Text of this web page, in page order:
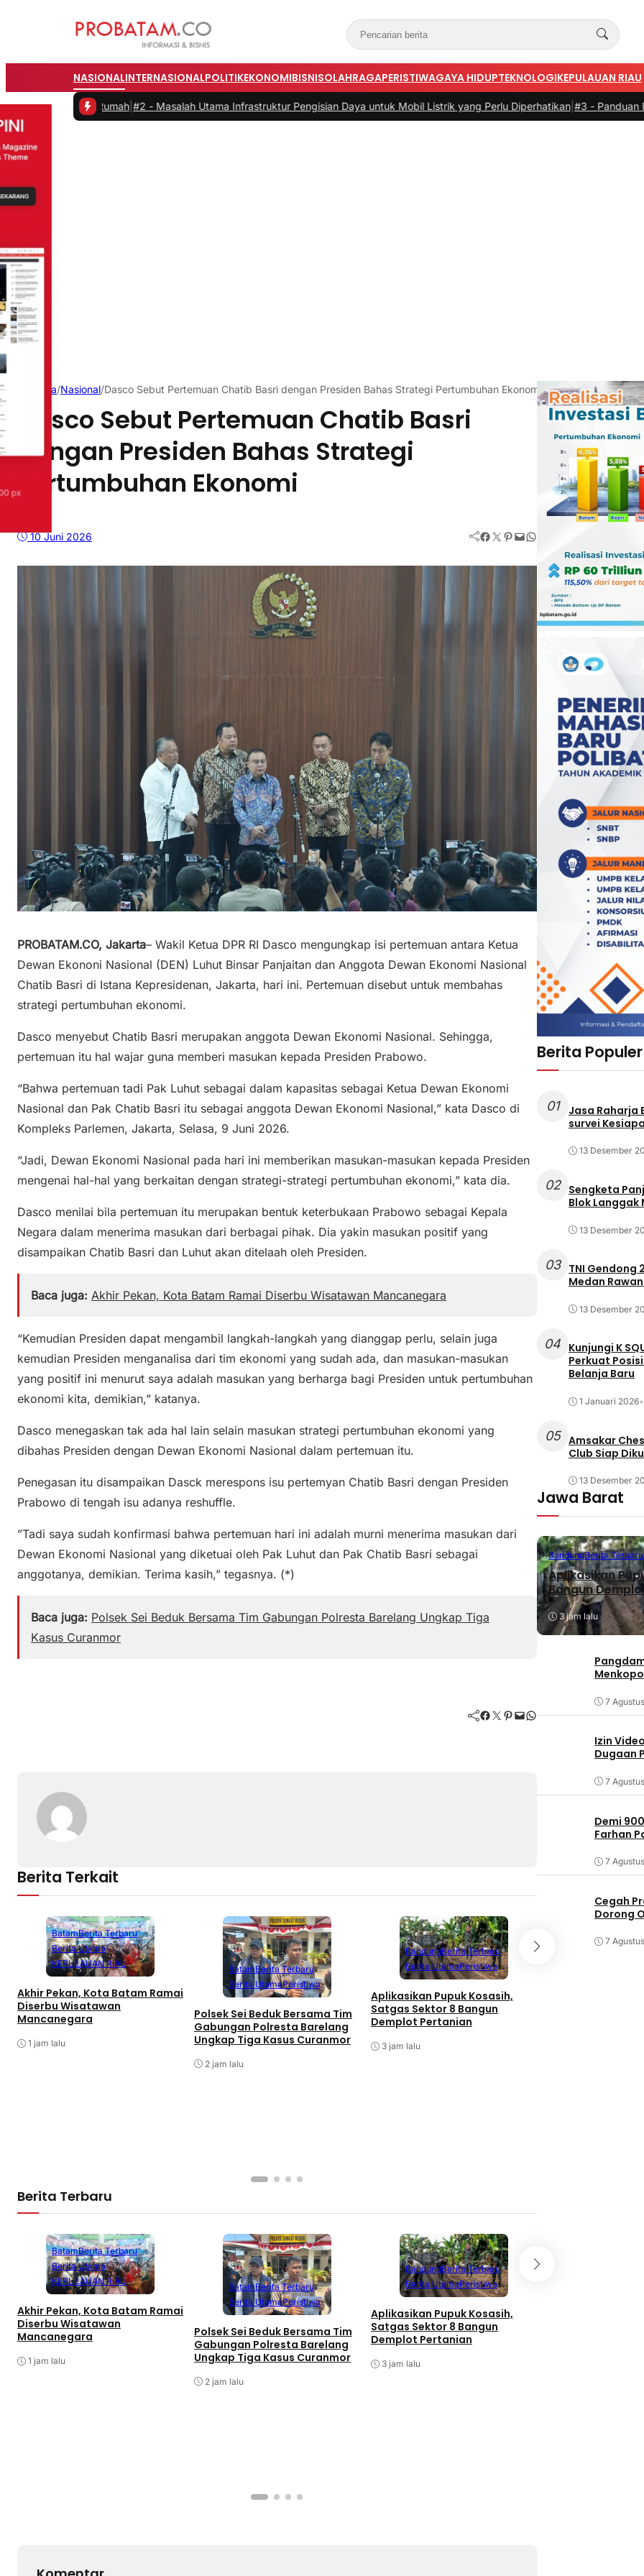
NASIONALINTERNASIONALPOLITIKEKONOMIBISNISOLAHRAGAPERISTIWAGAYA HIDUPTEKNOLOGIKEPULAUAN RIAU
Rumah|#2 - Masalah Utama Infrastruktur Pengisian Daya untuk Mobil Listrik yang Perlu Diperhatikan|#3 -Panduan Belanja Online
Beranda/Nasional/Dasco Sebut Pertemuan Chatib Basri dengan Presiden Bahas Strategi Pertumbuhan Ekonomi
Dasco Sebut Pertemuan Chatib Basri
dengan Presiden Bahas Strategi
Pertumbuhan Ekonomi
10 Juni 2026 Facebook Twitter Pinterest Mail WhatsApp
PROBATAM.CO, Jakarta– Wakil Ketua DPR RI Dasco mengungkap isi pertemuan antara Ketua
Dewan Ekononi Nasional (DEN) Luhut Binsar Panjaitan dan Anggota Dewan Ekonomi Nasional
Chatib Basri di Istana Kepresidenan, Jakarta, hari ini. Pertemuan disebut untuk membahas
strategi pertumbuhan ekonomi.
Dasco menyebut Chatib Basri merupakan anggota Dewan Ekonomi Nasional. Sehingga,
pertemuan itu hal wajar guna memberi masukan kepada Presiden Prabowo.
“Bahwa pertemuan tadi Pak Luhut sebagai dalam kapasitas sebagai Ketua Dewan Ekonomi
Nasional dan Pak Chatib Basri itu sebagai anggota Dewan Ekonomi Nasional,” kata Dasco di
Kompleks Parlemen, Jakarta, Selasa, 9 Juni 2026.
“Jadi, Dewan Ekonomi Nasional pada hari ini memberikan masukan-masukan kepada Presiden
mengenai hal-hal yang berkaitan dengan strategi-strategi pertumbuhan ekonomi,” kata dia.
Dasco menilai bila pertemuan itu merupakan bentuk keterbukaan Prabowo sebagai Kepala
Negara dalam menerima masukan dari berbagai pihak. Dia yakin masukan positif yang
disampaikan Chatib Basri dan Luhut akan ditelaah oleh Presiden.
Baca juga: Akhir Pekan, Kota Batam Ramai Diserbu Wisatawan Mancanegara
“Kemudian Presiden dapat mengambil langkah-langkah yang dianggap perlu, selain juga
kemudian Presiden menganalisa dari tim ekonomi yang sudah ada, dan masukan-masukan
yang positif ini menurut saya adalah masukan yang berharga bagi Presiden untuk pertumbuhan
ekonomi kita, demikian,” katanya.
Dasco menegaskan tak ada hal lain selain masukan strategi pertumbuhan ekonomi yang
dibahas Presiden dengan Dewan Ekonomi Nasional dalam pertemuan itu.
Penegasan itu disampaikan Dasck merespons isu pertemyan Chatib Basri dengan Presiden
Prabowo di tengah isu adanya reshuffle.
​”Tadi saya sudah konfirmasi bahwa pertemuan hari ini adalah murni menerima masukan dari
Dewan Ekonomi Nasional yang diketuai oleh Pak Luhut dan Pak Chatib Basri sebagai
anggotanya, demikian. Terima kasih,” tegasnya. (*)
Baca juga: Polsek Sei Beduk Bersama Tim Gabungan Polresta Barelang Ungkap Tiga
Kasus Curanmor
Facebook Twitter Pinterest Mail WhatsApp
Berita Terkait
BatamBerita Terbaru
Berita Utama
KEPULAUAN RIAU
Akhir Pekan, Kota Batam Ramai
Diserbu Wisatawan
Mancanegara
1 jam lalu
BatamBerita Terbaru
Berita UtamaPeristiwa
Polsek Sei Beduk Bersama Tim
Gabungan Polresta Barelang
Ungkap Tiga Kasus Curanmor
2 jam lalu
BandungBerita Terbaru
Berita UtamaPeristiwa
Aplikasikan Pupuk Kosasih,
Satgas Sektor 8 Bangun
Demplot Pertanian
3 jam lalu
Berita Terbaru
BatamBerita Terbaru
Berita Utama
KEPULAUAN RIAU
Akhir Pekan, Kota Batam Ramai
Diserbu Wisatawan
Mancanegara
1 jam lalu
BatamBerita Terbaru
Berita UtamaPeristiwa
Polsek Sei Beduk Bersama Tim
Gabungan Polresta Barelang
Ungkap Tiga Kasus Curanmor
2 jam lalu
BandungBerita Terbaru
Berita UtamaPeristiwa
Aplikasikan Pupuk Kosasih,
Satgas Sektor 8 Bangun
Demplot Pertanian
3 jam lalu
Berita Populer
01
Jasa Raharja
survei
13 Desember
02
Sengketa
Blok Langgak
13 Desember
03
TNI Gendong
Medan
13 Desember
04 Kunjungi K
Perkuat
Belanja Baru
1 Januari 2026•
05 Amsakar
Club Siap
13 Desember
Jawa Barat
BandungBerita Terbaru
Aplikasikan
Bangun
3 jam lalu
7
Izin
Dugaan
7
Demi
Farhan
7
Cegah
Dorong
7